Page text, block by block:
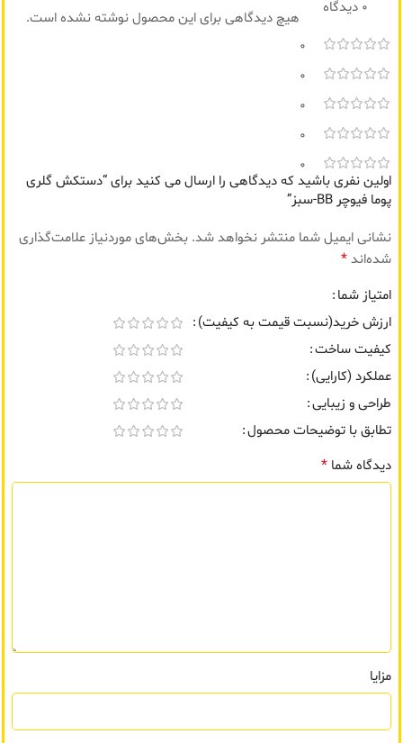
0 دیدگاه
0
0
0
0
0
هیچ دیدگاهی برای این محصول نوشته نشده است.
اولین نفری باشید که دیدگاهی را ارسال می کنید برای “دستکش گلری
پوما فیوچر BB-سبز”
نشانی ایمیل شما منتشر نخواهد شد. بخش‌های موردنیاز علامت‌گذاری
شده‌اند*
امتیاز شما
ارزش خرید(نسبت قیمت به کیفیت)
کیفیت ساخت
عملکرد (کارایی)
طراحی و زیبایی
تطابق با توضیحات محصول
دیدگاه شما *
مزایا